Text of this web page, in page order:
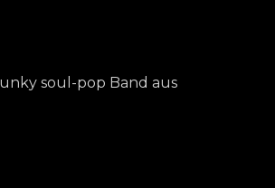
soul-pop Band aus